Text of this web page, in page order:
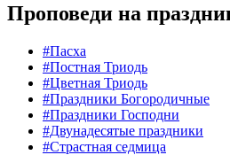
Проповеди на
#Пасха
#Постная Триодь
#Цветная Триодь
#Праздники Богородичные
#Праздники Господни
#Двунадесятые праздники
#Страстная седмица